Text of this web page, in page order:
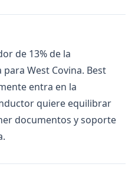
de 13% de la
West Covina. Best
entra en la
quiere equilibrar
documentos y soporte